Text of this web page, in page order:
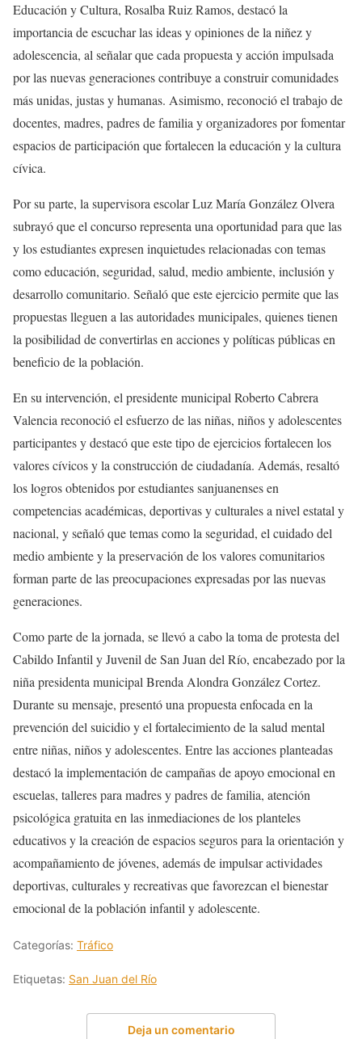
Educación y Cultura, Rosalba Ruiz Ramos, destacó la
importancia de escuchar las ideas y opiniones de la niñez y
adolescencia, al señalar que cada propuesta y acción impulsada
por las nuevas generaciones contribuye a construir comunidades
más unidas, justas y humanas. Asimismo, reconoció el trabajo de
docentes, madres, padres de familia y organizadores por fomentar
espacios de participación que fortalecen la educación y la cultura
cívica.
Por su parte, la supervisora escolar Luz María González Olvera
subrayó que el concurso representa una oportunidad para que las
y los estudiantes expresen inquietudes relacionadas con temas
como educación, seguridad, salud, medio ambiente, inclusión y
desarrollo comunitario. Señaló que este ejercicio permite que las
propuestas lleguen a las autoridades municipales, quienes tienen
la posibilidad de convertirlas en acciones y políticas públicas en
beneficio de la población.
En su intervención, el presidente municipal Roberto Cabrera
Valencia reconoció el esfuerzo de las niñas, niños y adolescentes
participantes y destacó que este tipo de ejercicios fortalecen los
valores cívicos y la construcción de ciudadanía. Además, resaltó
los logros obtenidos por estudiantes sanjuanenses en
competencias académicas, deportivas y culturales a nivel estatal y
nacional, y señaló que temas como la seguridad, el cuidado del
medio ambiente y la preservación de los valores comunitarios
forman parte de las preocupaciones expresadas por las nuevas
generaciones.
Como parte de la jornada, se llevó a cabo la toma de protesta del
Cabildo Infantil y Juvenil de San Juan del Río, encabezado por la
niña presidenta municipal Brenda Alondra González Cortez.
Durante su mensaje, presentó una propuesta enfocada en la
prevención del suicidio y el fortalecimiento de la salud mental
entre niñas, niños y adolescentes. Entre las acciones planteadas
destacó la implementación de campañas de apoyo emocional en
escuelas, talleres para madres y padres de familia, atención
psicológica gratuita en las inmediaciones de los planteles
educativos y la creación de espacios seguros para la orientación y
acompañamiento de jóvenes, además de impulsar actividades
deportivas, culturales y recreativas que favorezcan el bienestar
emocional de la población infantil y adolescente.
Categorías: Tráfico
Etiquetas: San Juan del Río
Deja un comentario